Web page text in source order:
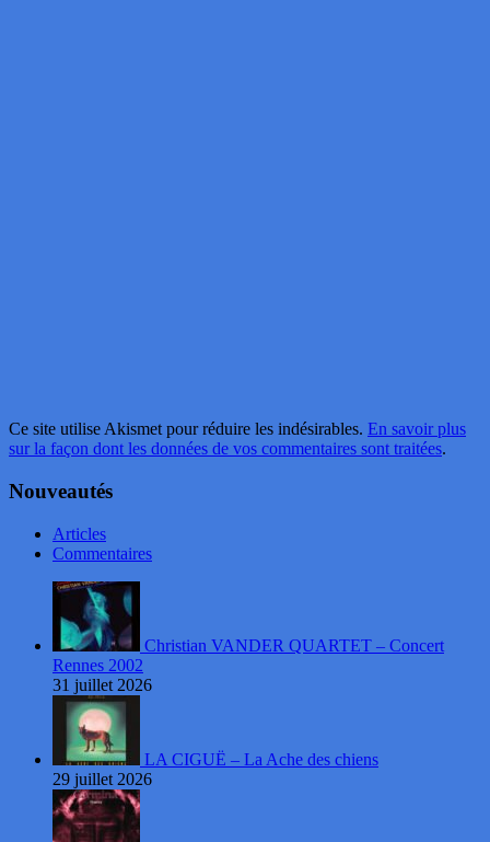
Ce site utilise Akismet pour réduire les indésirables. En savoir plus
sur la façon dont les données de vos commentaires sont traitées.
Nouveautés
Articles
Commentaires
Christian VANDER QUARTET – Concert
Rennes 2002
31 juillet 2026
LA CIGUË – La Ache des chiens
29 juillet 2026